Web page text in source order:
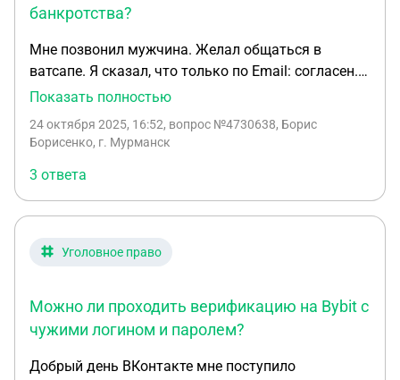
банкротства?
Мне позвонил мужчина. Желал общаться в
ватсапе. Я сказал, что только по Email: cогласен.
Прислал мне бланк заявления, но сумму не
Научен уже мошенниками. Прошёл процедуру
Trifanov (trifanovdenis79@gmail.com). Меня такой
метод возврата денежных средств не устраивает.
Спасибо. Жду вашего ответа и рекомендаций.
Показать полностью
24 октября 2025, 16:52, вопрос №4730638, Борис
Борисенко, г. Мурманск
3 ответа
Уголовное право
Можно ли проходить верификацию на Bybit с
чужими логином и паролем?
Добрый день ВКонтакте мне поступило